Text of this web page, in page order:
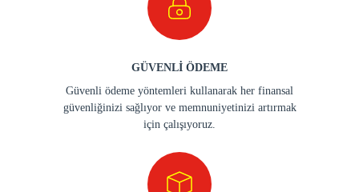
GÜVENLİ ÖDEME
Güvenli ödeme yöntemleri kullanarak her finansal
güvenliğinizi sağlıyor ve memnuniyetinizi artırmak
için çalışıyoruz.